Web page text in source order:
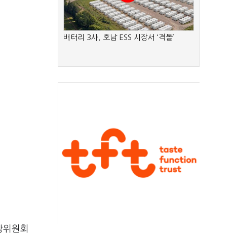
원회
배터리 3사, 호남 ESS 시장서 ‘격돌’